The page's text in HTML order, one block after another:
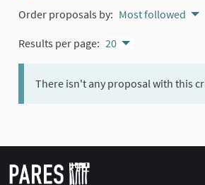
Order proposals by: Most followed
Results per page: 20
There isn't any proposal with this